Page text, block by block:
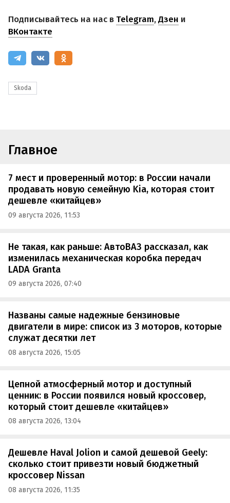
Подписывайтесь на нас в Telegram,Дзен и
ВКонтакте
Skoda
Главное
7 мест и проверенный мотор: в России начали
продавать новую семейную Kia, которая стоит
дешевле «китайцев»
09 августа 2026, 11:53
Не такая, как раньше: АвтоВАЗ рассказал, как
изменилась механическая коробка передач
LADA Granta
09 августа 2026, 07:40
Названы самые надежные бензиновые
двигатели в мире: список из 3 моторов, которые
служат десятки лет
08 августа 2026, 15:05
Цепной атмосферный мотор и доступный
ценник: в России появился новый кроссовер,
который стоит дешевле «китайцев»
08 августа 2026, 13:04
Дешевле Haval Jolion и самой дешевой Geely:
сколько стоит привезти новый бюджетный
кроссовер Nissan
08 августа 2026, 11:35